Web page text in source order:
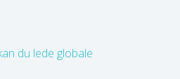
du lede globale